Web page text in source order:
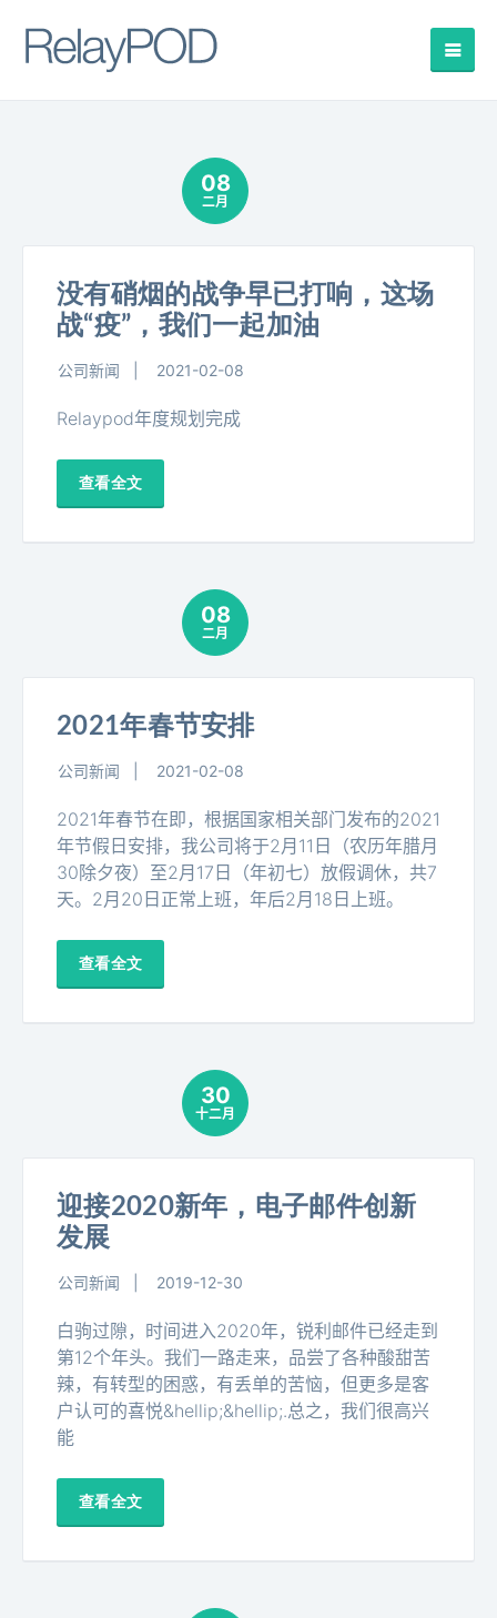
08
二月
没有硝烟的战争早已打响，这场
战“疫”，我们一起加油
公司新闻 2021-02-08
Relaypod年度规划完成
查看全文
08
二月
2021年春节安排
公司新闻 2021-02-08
2021年春节在即，根据国家相关部门发布的2021
年节假日安排，我公司将于2月11日（农历年腊月
30除夕夜）至2月17日（年初七）放假调休，共7
天。2月20日正常上班，年后2月18日上班。
查看全文
30
十二月
迎接2020新年，电子邮件创新
发展
公司新闻 2019-12-30
白驹过隙，时间进入2020年，锐利邮件已经走到
第12个年头。我们一路走来，品尝了各种酸甜苦
辣，有转型的困惑，有丢单的苦恼，但更多是客
户认可的喜悦&hellip;&hellip;.总之，我们很高兴
能
查看全文